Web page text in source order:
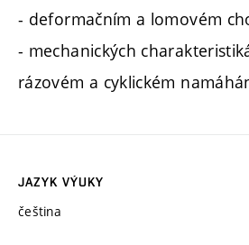
- deformačním a lomovém
- mechanických
rázovém a cyklickém
JAZYK VÝUKY
čeština